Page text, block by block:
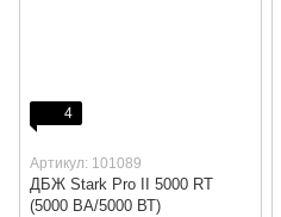
4
Артикул: 101089
ДБЖ Stark Pro II 5000 RT
(5000 ВА/5000 ВТ)